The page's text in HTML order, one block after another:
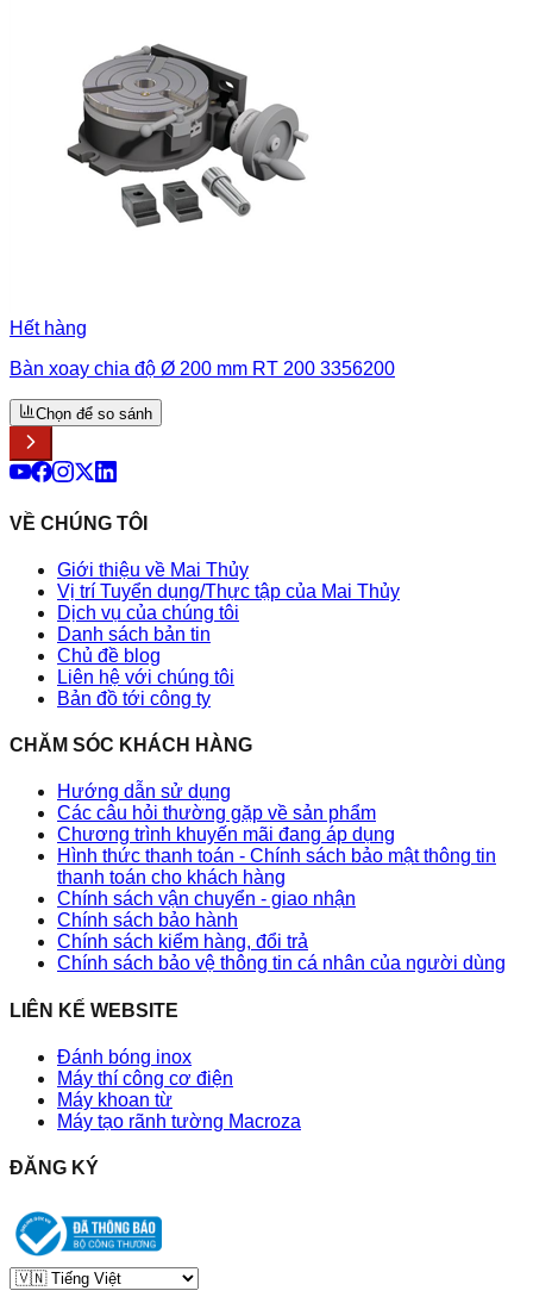
Hết hàng
Bàn xoay chia độ Ø 200 mm RT 200 3356200
Chọn để so sánh
VỀ CHÚNG TÔI
Giới thiệu về Mai Thủy
Vị trí Tuyển dụng/Thực tập của Mai Thủy
Dịch vụ của chúng tôi
Danh sách bản tin
Chủ đề blog
Liên hệ với chúng tôi
Bản đồ tới công ty
CHĂM SÓC KHÁCH HÀNG
Hướng dẫn sử dụng
Các câu hỏi thường gặp về sản phẩm
Chương trình khuyến mãi đang áp dụng
Hình thức thanh toán - Chính sách bảo mật thông tin
thanh toán cho khách hàng
Chính sách vận chuyển - giao nhận
Chính sách bảo hành
Chính sách kiểm hàng, đổi trả
Chính sách bảo vệ thông tin cá nhân của người dùng
LIÊN KẾ WEBSITE
Đánh bóng inox
Máy thí công cơ điện
Máy khoan từ
Máy tạo rãnh tường Macroza
ĐĂNG KÝ